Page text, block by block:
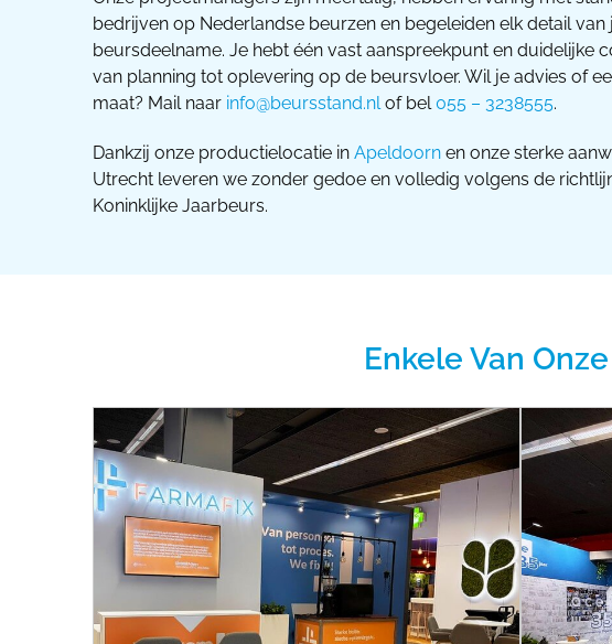
bedrijven op Nederlandse beurzen en begeleiden elk detail van
beursdeelname. Je hebt één vast aanspreekpunt en duidelijke
van planning tot oplevering op de beursvloer. Wil je advies of
maat? Mail naar info@beursstand.nlof bel 055 – 3238555.
Dankzij onze productielocatie in Apeldoorn en onze sterke
Utrecht leveren we zonder gedoe en volledig volgens de
Koninklijke Jaarbeurs.
Enkele Van